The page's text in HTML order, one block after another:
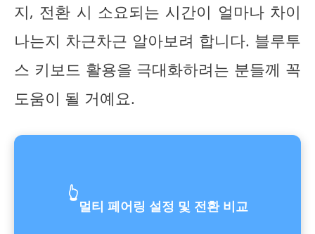
지, 전환 시 소요되는 시간이 얼마나 차이
나는지 차근차근 알아보려 합니다. 블루투
스 키보드 활용을 극대화하려는 분들께 꼭
도움이 될 거예요.
👆
멀티 페어링 설정 및 전환 비교